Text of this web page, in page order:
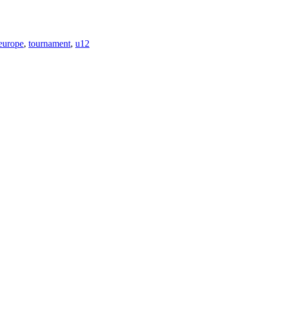
, tournament, u12